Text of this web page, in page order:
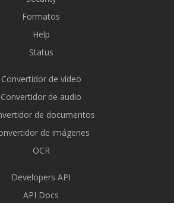
Formatos
Help
Status
Convertidor de vídeo
Convertidor de audio
de documentos
de imágenes
OCR
Developers API
API Docs